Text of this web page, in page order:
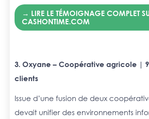
→ LIRE LE TÉMOIGNAGE COMPLET
CASHONTIME.COM
3. Oxyane – Coopérative agricole | 9
clients
Issue d’une fusion de deux
devait unifier des environnements